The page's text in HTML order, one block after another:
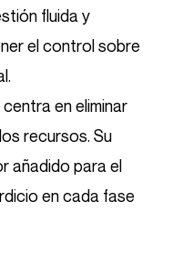
fluida y
el control sobre
en eliminar
recursos. Su
añadido para el
en cada fase